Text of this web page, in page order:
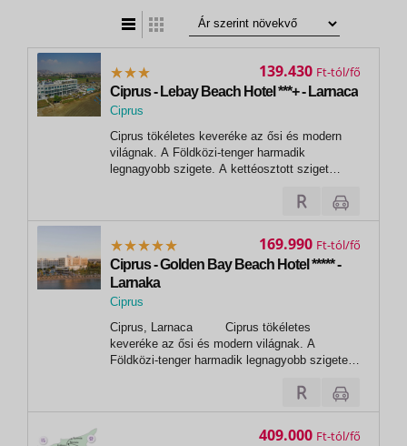
Ciprus - Lebay Beach Hotel ***+ - Larnaca
Ciprus
Larnaca
Ciprus tökéletes keveréke az ősi és modern
világnak. A Földközi-tenger harmadik
legnagyobb szigete. A ketté­osztott sziget
Ayia Napa, Protaras, Limassol és Larnaca
üdülővárosokban, melyek gyönyörű
hagyományai...
139.430 Ft
Ciprus - Golden Bay Beach Hotel ***** -
Larnaka
Ciprus
Larnaca
Ciprus, Larnaca Ciprus tökéletes
keveréke az ősi és modern világnak. A
Földközi-tenger harmadik legnagyobb szigete.
üdüléseinket Paphos, Ayia Napa, Protaras,
Limassol és Larnaca üdülővárosokban, melyek
169.990 Ft
409.000 Ft